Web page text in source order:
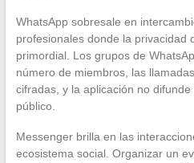
WhatsApp sobresale en
profesionales donde la privacidad
primordial. Los grupos de
número de miembros, las
cifradas, y la aplicación no
público.
Messenger brilla en las
ecosistema social. Organizar un